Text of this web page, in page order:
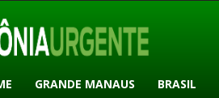
GRANDE MANAUS BRASIL